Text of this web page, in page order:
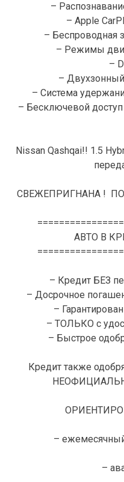
–
– Apple
– Беспроводная
– Режимы
–
–
– Система
– Бесключевой доступ
Nissan Qashqai!! 1.5
СВЕЖЕПРИГНАНА !
АВТО В
– Кредит БЕЗ
– Досрочное
–
– ТОЛЬКО с
– Быстрое
Кредит также
–
–